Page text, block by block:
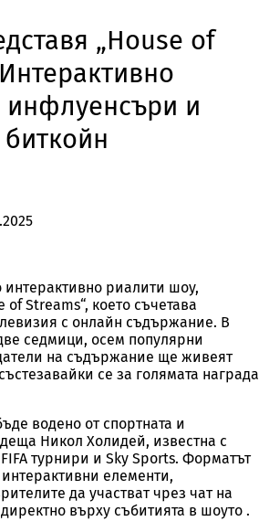
„House of
инфлуенсъри и
риалити шоу,
of Streams“, което съчетава
с онлайн съдържание. В
седмици, осем популярни
на съдържание ще живеят
се за голямата
водено от спортната и
Никол Холидей, известна с
FIFA турнири и Sky Sports. Форматът
елементи,
да участват чрез чат на
върху събитията в шоуто .